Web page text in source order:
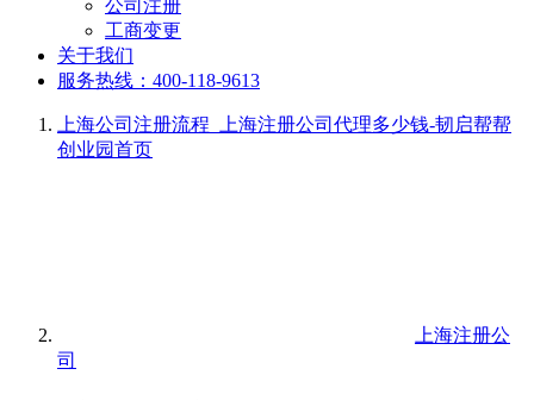
公司注册
工商变更
关于我们
服务热线：400-118-9613
上海公司注册流程_上海注册公司代理多少钱-韧启帮帮
创业园首页
上海注册公
司